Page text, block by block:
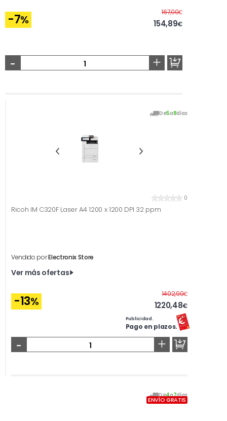
-7%
167,00€Antes
154,89€
- +
De5a8días
0
Ricoh IM C320F Laser A4 1200 x 1200 DPI 32 ppm
Vendido porElectronix Store
Ver más ofertas
-13%
1402,90€Antes
1220,48€
Publicidad.
Pago en plazos.
- +
De4a7días
ENVÍO GRATIS